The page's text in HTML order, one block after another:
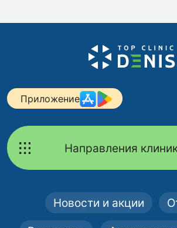
Приложение
Направления
Новости и акции